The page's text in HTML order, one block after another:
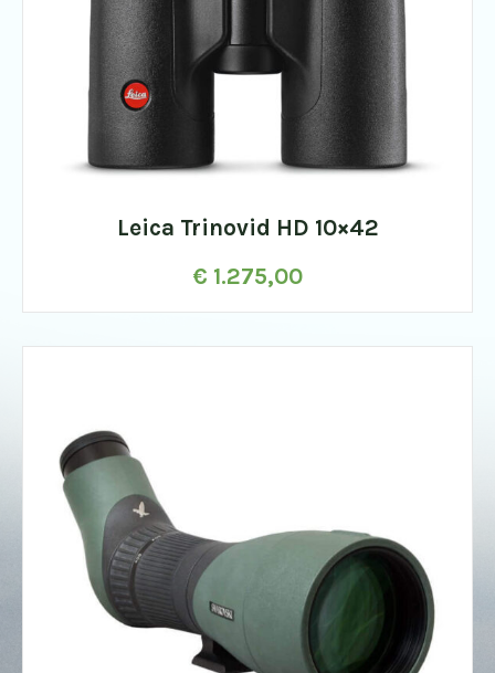
Leica Trinovid HD 10×42
€ 1.275,00